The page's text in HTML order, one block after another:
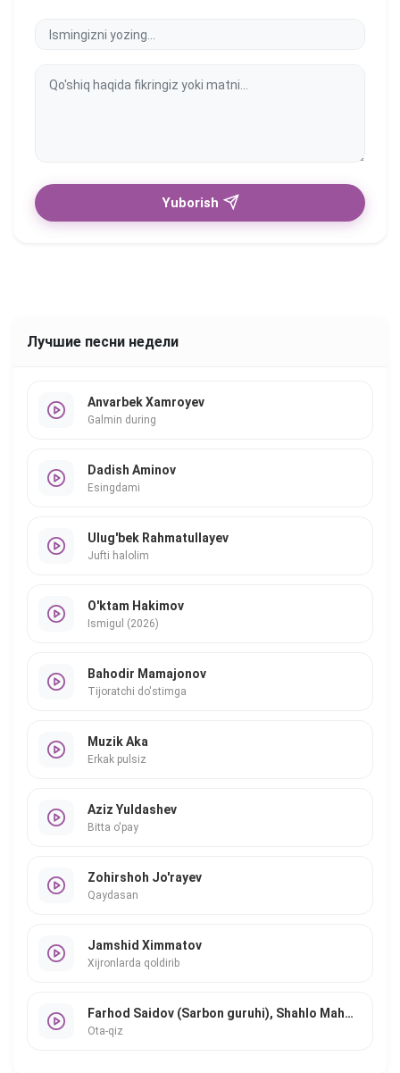
Yuborish
Лучшие песни недели
Anvarbek Xamroyev
Galmin during
Dadish Aminov
Esingdami
Ulug'bek Rahmatullayev
Jufti halolim
O'ktam Hakimov
Ismigul (2026)
Bahodir Mamajonov
Tijoratchi do'stimga
Muzik Aka
Erkak pulsiz
Aziz Yuldashev
Bitta o'pay
Zohirshoh Jo'rayev
Qaydasan
Jamshid Ximmatov
Xijronlarda qoldirib
Farhod Saidov (Sarbon guruhi), Shahlo Mahmudova
Ota-qiz